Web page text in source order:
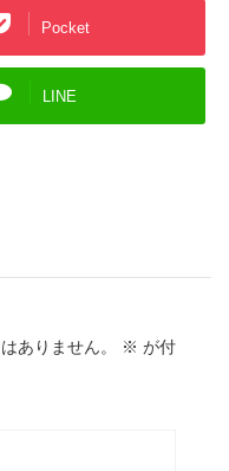
Pocket
LINE
ありません。 ※ が付